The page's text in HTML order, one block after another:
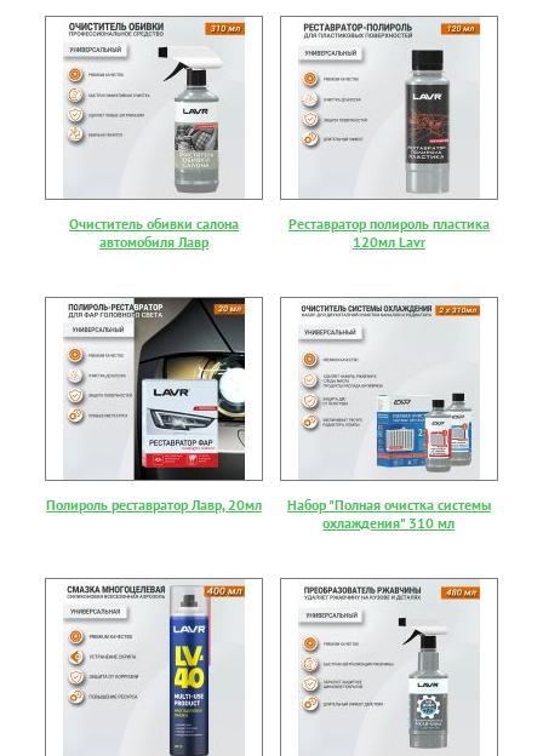
Очиститель обивки салона
автомобиля Лавр
Реставратор полироль пластика
120мл Lavr
Полироль реставратор Лавр, 20мл
Набор "Полная очистка системы
охлаждения" 310 мл